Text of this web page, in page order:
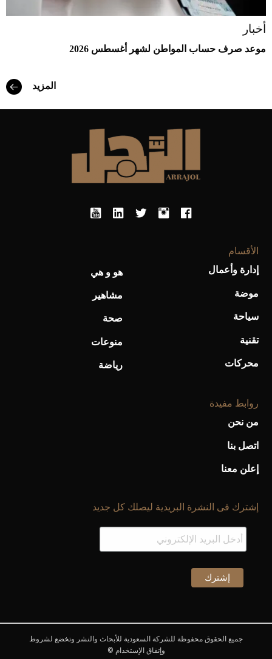
أخبار
موعد صرف حساب المواطن لشهر أغسطس 2026
المزيد
الأقسام
إدارة وأعمال
موضة
سياحة
تقنية
محركات
هو و هي
مشاهير
صحة
منوعات
رياضة
روابط مفيدة
من نحن
اتصل بنا
إعلن معنا
إشترك فى النشرة البريدية ليصلك كل جديد
جميع الحقوق محفوظة للشركة السعودية للأبحاث والنشر وتخضع لشروط
وإتفاق الإستخدام ©